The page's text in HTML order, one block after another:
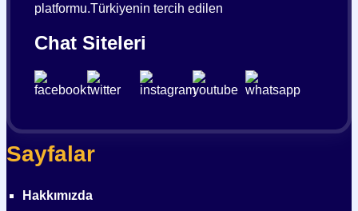
platformu.Türkiyenin tercih edilen
Chat Siteleri
Sayfalar
Hakkımızda